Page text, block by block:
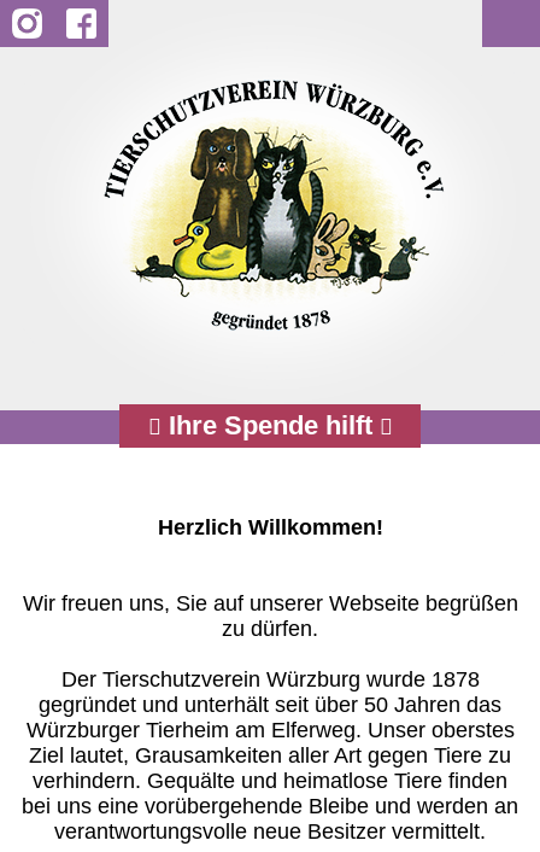
Über uns
Vorstand
Ihr Weg zu uns
Die Vermittlung
Hunde
Katzen
Kleintiere
Sorgenkinder
Ihre Spende hilft
Herzlich Willkommen!
Wir freuen uns, Sie auf unserer Webseite begrüßen
zu dürfen.
Der Tierschutzverein Würzburg wurde 1878
gegründet und unterhält seit über 50 Jahren das
Würzburger Tierheim am Elferweg. Unser oberstes
Ziel lautet, Grausamkeiten aller Art gegen Tiere zu
verhindern. Gequälte und heimatlose Tiere finden
bei uns eine vorübergehende Bleibe und werden an
verantwortungsvolle neue Besitzer vermittelt.